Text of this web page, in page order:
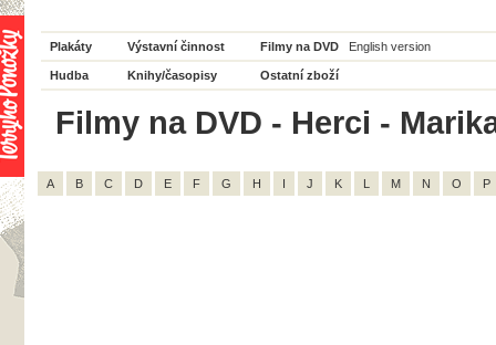
Plakáty Výstavní činnost Filmy na DVD English version
Hudba Knihy/časopisy Ostatní zboží
Filmy na DVD - Herci -
A B C D E F G H I J K L M N O P